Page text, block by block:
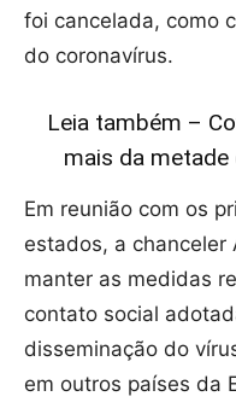
foi cancelada, como
do coronavírus.
Leia também –
mais da metade
Em reunião com os
estados, a chanceler
manter as medidas
contato social
disseminação do
em outros países da